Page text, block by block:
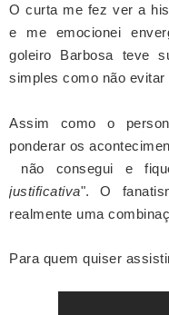
O curta me fez ver a
e me emocionei
goleiro Barbosa teve
simples como não
Assim como o
ponderar os
não consegui e
justificativa". O
realmente uma
Para quem quiser